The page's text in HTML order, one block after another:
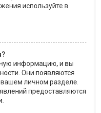
используйте в
информацию, и вы
Они появляются
личном разделе.
предоставляются